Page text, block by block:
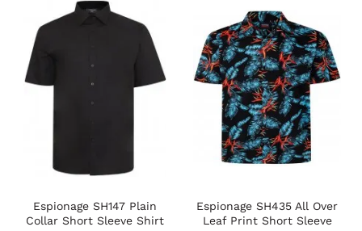
Espionage SH147 Plain
Collar Short Sleeve Shirt
Espionage SH435 All Over
Leaf Print Short Sleeve